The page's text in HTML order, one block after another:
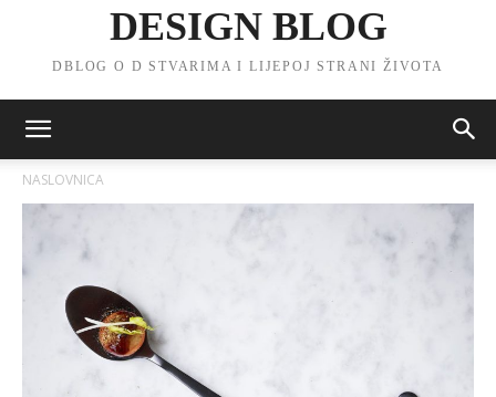
DESIGN BLOG
DBLOG O D STVARIMA I LIJEPOJ STRANI ŽIVOTA
NASLOVNICA